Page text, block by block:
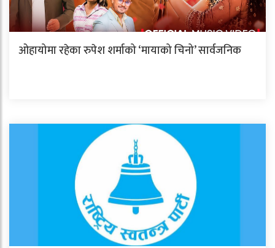
ओहायोमा रहेका रुपेश शर्माको ‘मायाको चिनो’ सार्वजनिक